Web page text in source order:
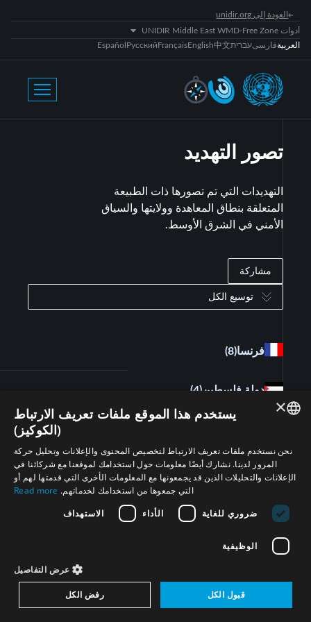
العودة إلى unidir.org
أدوات UNIDIR Middle East WMD-Free Zone
العربيةفارسیעברית中文
English
Français
Русский
Español
تصور التهديد
التهديدات التي تم تصورها ذات الطبيعة
المتعلقة بنطاق المعاهدة وولايتها والسياق
الأمني في الشرق الأوسط.
مشاركة
توسيع الكل
فرنسا(8)
دولة فلسطين (4)
الأردن(5)
مصر(3)
قطر(2)
ARABIC
FRENCH
HEBREW
×
يستخدم هذا الموقع ملفات تعريف الارتباط
(الكوكيز)
نحن نستخدم ملفات تعريف الارتباط لتخصيص المحتوى والإعلانات وتحليل حركة
المرور لدينا. نشارك أيضًا معلومات حول استخدامك لموقعنا مع شركائنا في
الإعلانات والتحليلات الذين قد يجمعونها مع المعلومات الأخرى التي قدمتها لهم أو
التي جمعوها من استخدامك لخدماتهم. Read more
ضروري للغاية
الأداء الاستهداف
الوظيفية
عرض التفاصيل
قبول الكل رفض الكل